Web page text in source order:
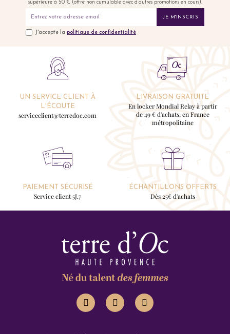
supérieure à 50 € (offre non cumulable avec d’autres promotions en cours).
JE M'INSCRIS
J'accepte la politique de confidentialité
UN SERVICE CLIENT À
L'ÉCOUTE
serviceclient@terredoc.com
LIVRAISON GRATUITE
En locker Mondial Relay à partir
de 49 € d'achats, en France
métropolitaine
PAIEMENT SÉCURISÉ
Service client 5J.7
ÉCHANTILLONS OFFERTS
Dès 25€ d'achats